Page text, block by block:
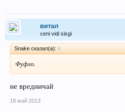
витал
ceni vidi sisgi
Snake сказал(а): ↑
Фуфло.
не вредничай
18 май 2013